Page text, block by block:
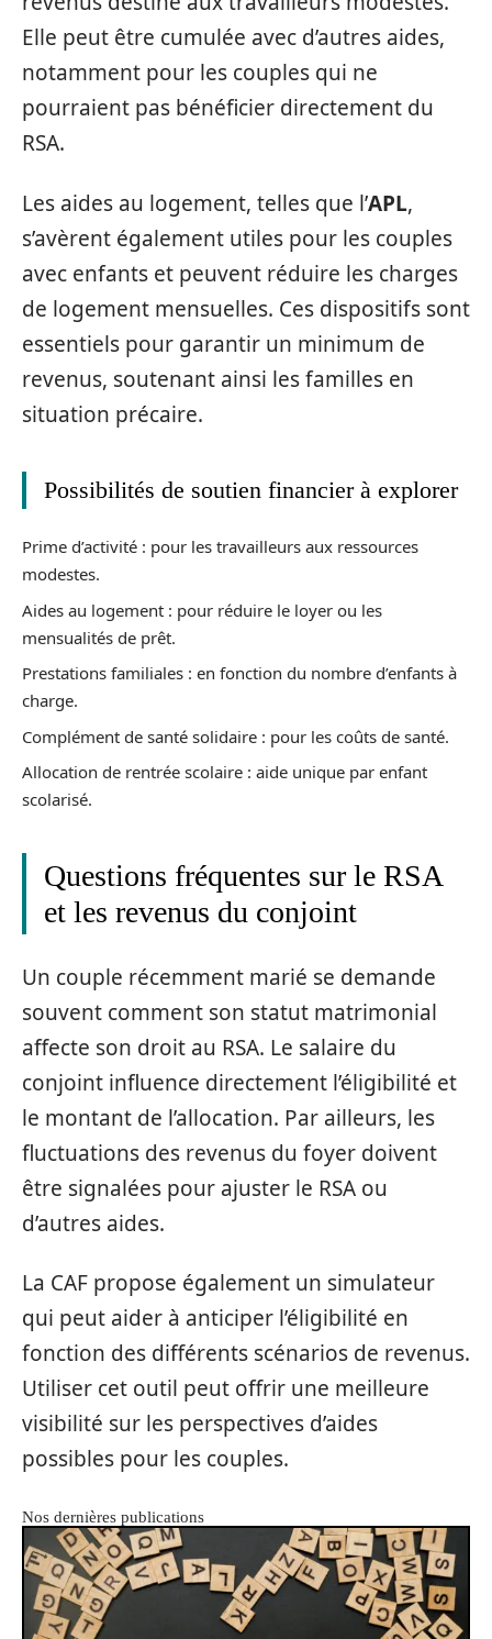
Elle peut être cumulée avec d’autres aides,
notamment pour les couples qui ne
pourraient pas bénéficier directement du
RSA.
Les aides au logement, telles que l’APL,
s’avèrent également utiles pour les couples
avec enfants et peuvent réduire les charges
de logement mensuelles. Ces dispositifs sont
essentiels pour garantir un minimum de
revenus, soutenant ainsi les familles en
situation précaire.
Possibilités de soutien financier à explorer
Prime d’activité : pour les travailleurs aux ressources
modestes.
Aides au logement : pour réduire le loyer ou les
mensualités de prêt.
Prestations familiales : en fonction du nombre d’enfants à
charge.
Complément de santé solidaire : pour les coûts de santé.
Allocation de rentrée scolaire : aide unique par enfant
scolarisé.
Questions fréquentes sur le RSA
et les revenus du conjoint
Un couple récemment marié se demande
souvent comment son statut matrimonial
affecte son droit au RSA. Le salaire du
conjoint influence directement l’éligibilité et
le montant de l’allocation. Par ailleurs, les
fluctuations des revenus du foyer doivent
être signalées pour ajuster le RSA ou
d’autres aides.
La CAF propose également un simulateur
qui peut aider à anticiper l’éligibilité en
fonction des différents scénarios de revenus.
Utiliser cet outil peut offrir une meilleure
visibilité sur les perspectives d’aides
possibles pour les couples.
Nos dernières publications